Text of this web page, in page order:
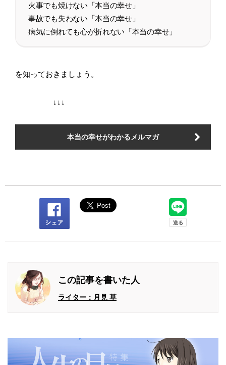
火事でも焼けない「本当の幸せ」
事故でも失わない「本当の幸せ」
病気に倒れても心が折れない「本当の幸せ」
を知っておきましょう。
↓↓↓
本当の幸せがわかるメルマガ
この記事を書いた人
ライター：月見 草